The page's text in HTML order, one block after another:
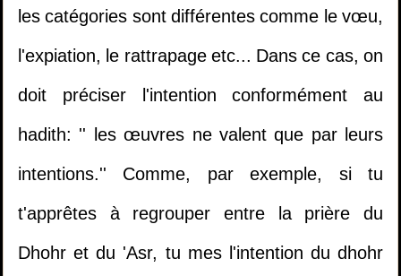
les catégories sont différentes comme le vœu,
l'expiation, le rattrapage etc... Dans ce cas, on
doit préciser l'intention conformément au
hadith: '' les œuvres ne valent que par leurs
intentions.'' Comme, par exemple, si tu
t'apprêtes à regrouper entre la prière du
Dhohr et du 'Asr, tu mes l'intention du dhohr